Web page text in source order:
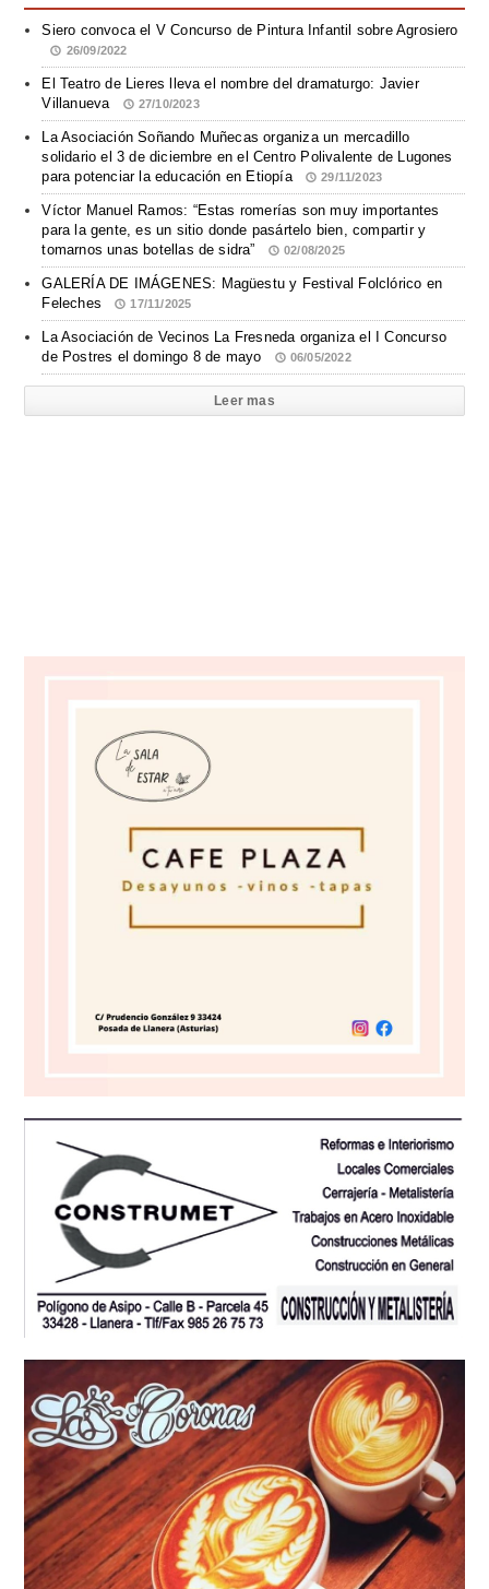
Siero convoca el V Concurso de Pintura Infantil sobre Agrosiero
26/09/2022
El Teatro de Lieres lleva el nombre del dramaturgo: Javier
Villanueva
27/10/2023
La Asociación Soñando Muñecas organiza un mercadillo
solidario el 3 de diciembre en el Centro Polivalente de Lugones
para potenciar la educación en Etiopía
29/11/2023
Víctor Manuel Ramos: “Estas romerías son muy importantes
para la gente, es un sitio donde pasártelo bien, compartir y
tomarnos unas botellas de sidra”
02/08/2025
GALERÍA DE IMÁGENES: Magüestu y Festival Folclórico en
Feleches
17/11/2025
La Asociación de Vecinos La Fresneda organiza el I Concurso
de Postres el domingo 8 de mayo
06/05/2022
Leer mas